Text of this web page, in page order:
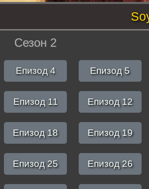
Сезон 2
Епизод 4 Епизод 5
Епизод 11 Епизод 12
Епизод 18 Епизод 19
Епизод 25 Епизод 26